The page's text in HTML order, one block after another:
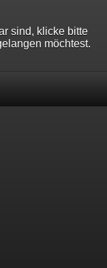
sind, klicke bitte
möchtest.